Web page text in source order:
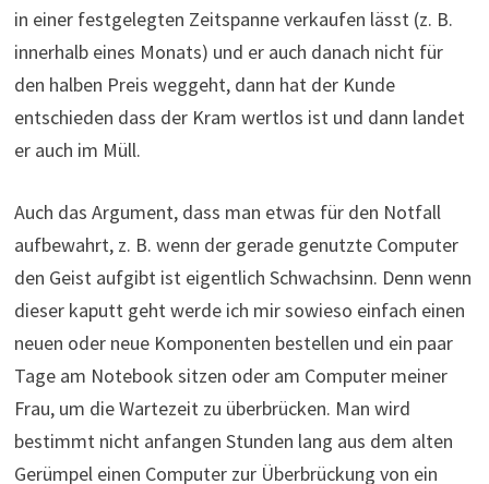
in einer festgelegten Zeitspanne verkaufen lässt (z. B.
innerhalb eines Monats) und er auch danach nicht für
den halben Preis weggeht, dann hat der Kunde
entschieden dass der Kram wertlos ist und dann landet
er auch im Müll.
Auch das Argument, dass man etwas für den Notfall
aufbewahrt, z. B. wenn der gerade genutzte Computer
den Geist aufgibt ist eigentlich Schwachsinn. Denn wenn
dieser kaputt geht werde ich mir sowieso einfach einen
neuen oder neue Komponenten bestellen und ein paar
Tage am Notebook sitzen oder am Computer meiner
Frau, um die Wartezeit zu überbrücken. Man wird
bestimmt nicht anfangen Stunden lang aus dem alten
Gerümpel einen Computer zur Überbrückung von ein